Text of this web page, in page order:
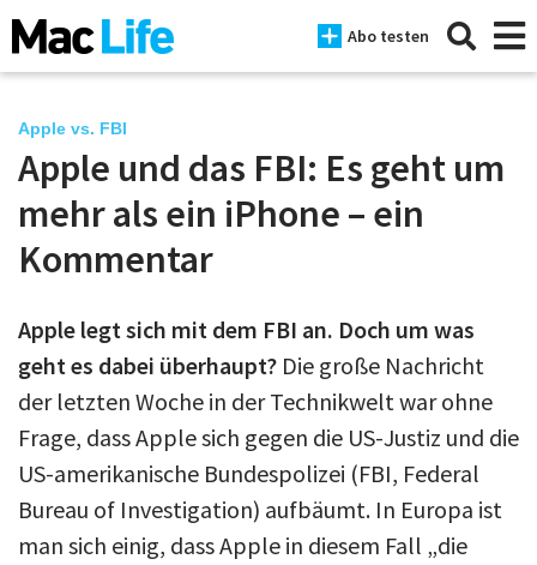
Abo testen
News
iPhone
iPad
Tests
Tipps
Magazine
Über uns
Apple vs. FBI
Apple und das FBI: Es geht um
mehr als ein iPhone – ein
Kommentar
Apple legt sich mit dem FBI an. Doch um was
geht es dabei überhaupt? Die große Nachricht
der letzten Woche in der Technikwelt war ohne
Frage, dass Apple sich gegen die US-Justiz und die
US-amerikanische Bundespolizei (FBI, Federal
Bureau of Investigation) aufbäumt. In Europa ist
man sich einig, dass Apple in diesem Fall „die